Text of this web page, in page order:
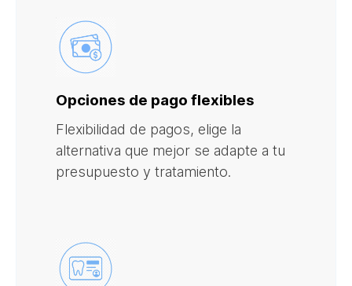
Opciones de pago flexibles
Flexibilidad de pagos, elige la
alternativa que mejor se adapte a tu
presupuesto y tratamiento.